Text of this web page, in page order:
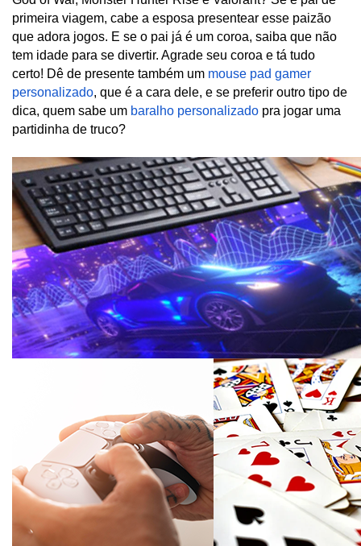
primeira viagem, cabe a esposa presentear esse paizão
que adora jogos. E se o pai já é um coroa, saiba que não
tem idade para se divertir. Agrade seu coroa e tá tudo
certo! Dê de presente também um mouse pad gamer
personalizado, que é a cara dele, e se preferir outro tipo de
dica, quem sabe um baralho personalizado pra jogar uma
partidinha de truco?